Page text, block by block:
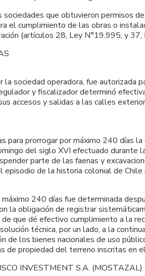
que obtuvieron permisos
el cumplimiento de las obras o
(artículos 28, Ley N°19.995; y
sociedad operadora, fue
y fiscalizador determinó
accesos y salidas a las calles
para prorrogar por máximo 240
del siglo XVI efectuado durante
parte de las faenas y
de la historia colonial de Chile
240 días fue determinada
la obligación de registrar
que dé efectivo cumplimiento a la
técnica, por un lado, a la
de los bienes nacionales de uso
propiedad del terreno inscritas en
INVESTMENT S.A. (MOSTAZAL)